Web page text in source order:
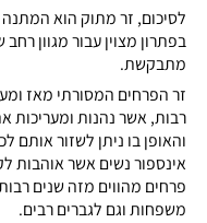
לסיכום, זר מתוק הוא
בפתרון מצוין עבור מגוון
מתבקשת.
זר הפרחים המסורתי מאז
רבות, אשר נהנות ומעריכות
והאופן בו ניתן לשזור אותם
אינספור נשים אשר אוהבות
פרחים מהווים מזה שנים
משפחות וגם לגברים רבים.